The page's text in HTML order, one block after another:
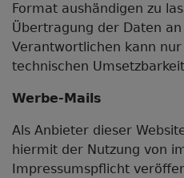
Format aushändigen zu
Übertragung der Daten
Verantwortlichen kann
technischen
Werbe-Mails
Als Anbieter dieser
hiermit der Nutzung von
Impressumspflicht